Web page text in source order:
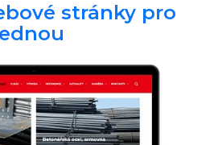
stránky pro